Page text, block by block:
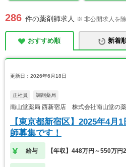
286 件の薬剤師求人 ※ 非公開求人を除
おすすめ順 新着
更新日：2026年6月18日
正社員 調剤薬局
南山堂薬局 西新宿店 株式会社南山堂の
【東京都新宿区】2025年4月
師募集です！
給与 【年収】448万円～550万円